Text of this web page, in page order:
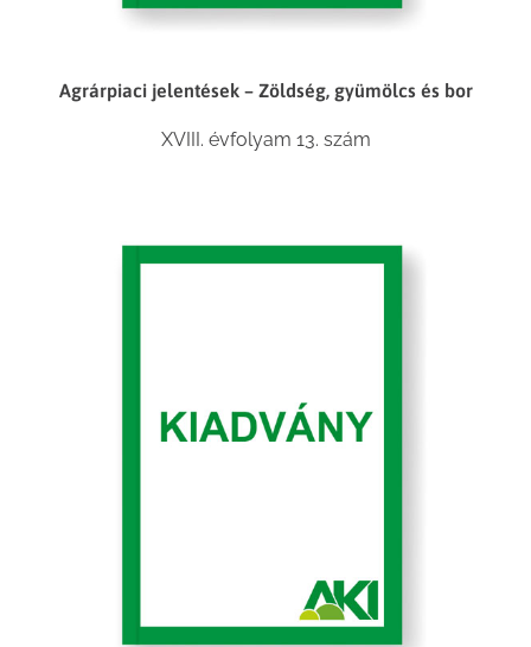
Agrárpiaci jelentések – Zöldség, gyümölcs és bor
XVIII. évfolyam 13. szám